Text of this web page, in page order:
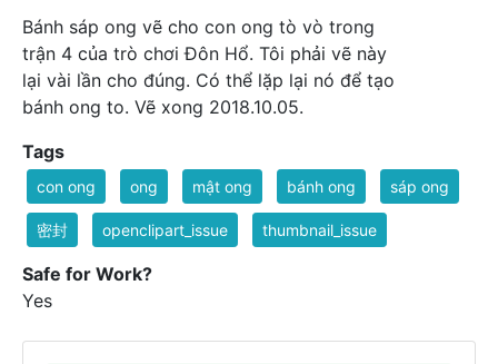
Bánh sáp ong vẽ cho con ong tò vò trong
trận 4 của trò chơi Đôn Hổ. Tôi phải vẽ này
lại vài lần cho đúng. Có thể lặp lại nó để tạo
bánh ong to. Vẽ xong 2018.10.05.
Tags
con ong ong mật ong bánh ong sáp ong
密封 openclipart_issue thumbnail_issue
Safe for Work?
Yes